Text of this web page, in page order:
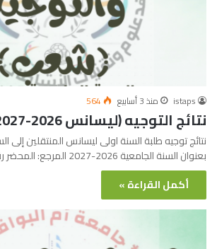
istaps منذ 3 أسابيع 564
نتائج التوجيه (ليسانس 2026-2027)
نتائج توجيه طلبة السنة اولى ليسانس المنتقلين إلى
بعنوان السنة الجامعية 2026-2027 المرجع: المحضر رقم 01 لاجتماع…
أكمل القراءة »